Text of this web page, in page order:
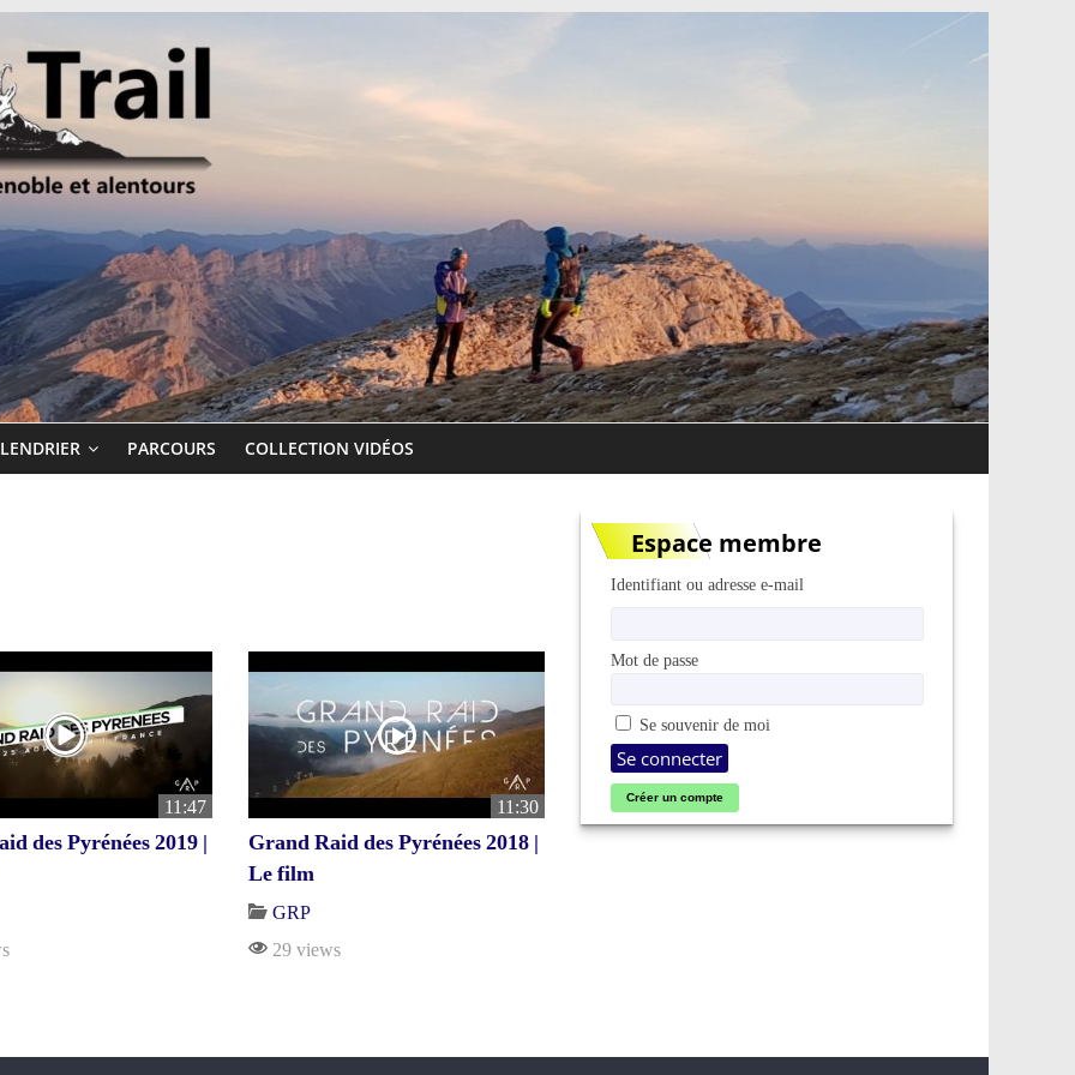
PARCOURS COLLECTION VIDÉOS
11:47
des Pyrénées 2019 |
11:30
Grand Raid des Pyrénées 2018 |
Le film
GRP
29 views
Espace membre
Identifiant ou adresse e-mail
Mot de passe
Se souvenir de moi
Créer un compte